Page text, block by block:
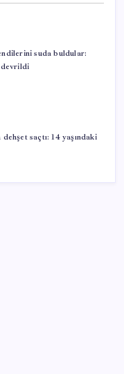
suda buldular:
saçtı: 14 yaşındaki